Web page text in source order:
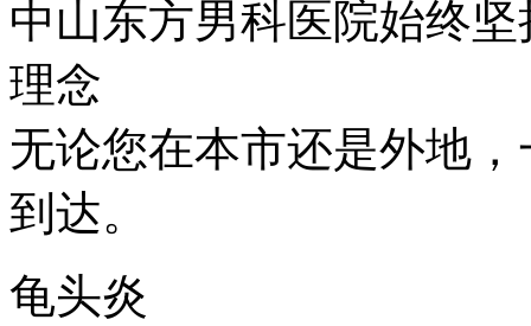
中山东方男科医院始终
理念
无论您在本市还是外地
到达。
龟头炎